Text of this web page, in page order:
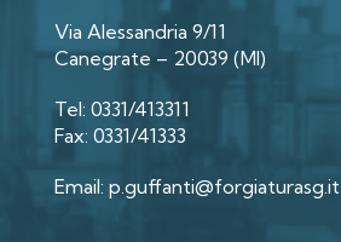
Via Alessandria 9/11
Canegrate – 20039 (MI)
Tel: 0331/413311
Fax: 0331/41333
Email: p.guffanti@forgiaturasg.it